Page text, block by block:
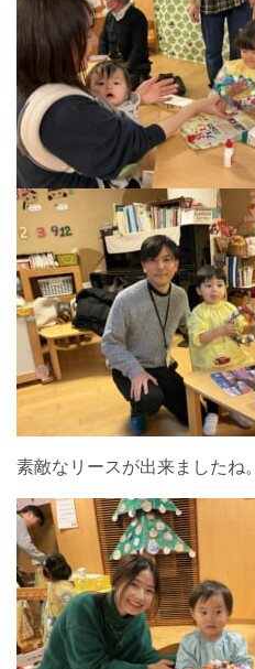
素敵なリースが出来ましたね。